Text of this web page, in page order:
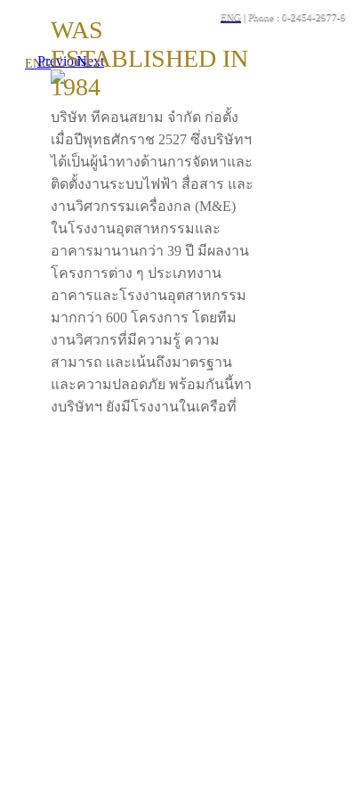
ENG | Phone : 0-2454-2977-9
ENGPreviousNext
WAS
ESTABLISHED IN
1984
บริษัท ทีคอนสยาม จำกัด ก่อตั้ง
เมื่อปีพุทธศักราช 2527 ซึ่งบริษัทฯ
ได้เป็นผู้นำทางด้านการจัดหาและ
ติดตั้งงานระบบไฟฟ้า สื่อสาร และ
งานวิศวกรรมเครื่องกล (M&E)
ในโรงงานอุตสาหกรรมและ
อาคารมานานกว่า 39 ปี มีผลงาน
โครงการต่าง ๆ ประเภทงาน
อาคารและโรงงานอุตสาหกรรม
มากกว่า 600 โครงการ โดยทีม
งานวิศวกรที่มีความรู้ ความ
สามารถ และเน้นถึงมาตรฐาน
และความปลอดภัย พร้อมกันนี้ทา
งบริษัทฯ ยังมีโรงงานในเครือที่